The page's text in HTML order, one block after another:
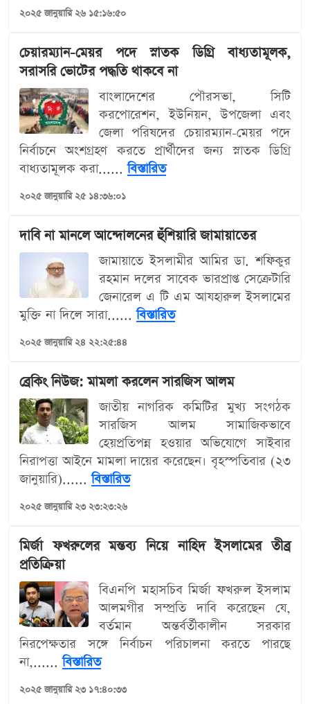
২০২৫ জানুয়ারি ২৬ ১৫:১৬:৫০
চেয়ারম্যান-মেয়র পদে স্নাতক ডিগ্রি বাধ্যতামূলক,
সরাসরি ভোটের পদ্ধতি থাকবে না
বাংলাদেশের পৌরসভা, সিটি
করপোরেশন, ইউনিয়ন, উপজেলা এবং
জেলা পরিষদের চেয়ারম্যান-মেয়র পদে
নির্বাচনে অংশগ্রহণ করতে প্রার্থীদের জন্য স্নাতক ডিগ্রি
বাধ্যতামূলক করা......বিস্তারিত
২০২৫ জানুয়ারি ২৫ ১৪:৩৬:০১
দাবি না মানলে আন্দোলনের হুঁশিয়ারি জামায়াতের
জামায়াতে ইসলামীর আমির ডা. শফিকুর
রহমান দলের সাবেক ভারপ্রাপ্ত সেক্রেটারি
জেনারেল এ টি এম আযহারুল ইসলামের
মুক্তি না দিলে সারা......বিস্তারিত
২০২৫ জানুয়ারি ২৪ ২২:২৫:৪৪
ব্রেকিং নিউজ: মামলা করলেন সারজিস আলম
জাতীয় নাগরিক কমিটির মুখ্য সংগঠক
সারজিস আলম সামাজিকভাবে
হেয়প্রতিপন্ন হওয়ার অভিযোগে সাইবার
নিরাপত্তা আইনে মামলা দায়ের করেছেন। বৃহস্পতিবার (২৩
জানুয়ারি)......বিস্তারিত
২০২৫ জানুয়ারি ২৩ ২৩:২৩:২৬
মির্জা ফখরুলের মন্তব্য নিয়ে নাহিদ ইসলামের তীব্র
প্রতিক্রিয়া
বিএনপি মহাসচিব মির্জা ফখরুল ইসলাম
আলমগীর সম্প্রতি দাবি করেছেন যে,
বর্তমান অন্তর্বর্তীকালীন সরকার
নিরপেক্ষতার সঙ্গে নির্বাচন পরিচালনা করতে পারছে
না,......বিস্তারিত
২০২৫ জানুয়ারি ২৩ ১৭:৪০:৩৩